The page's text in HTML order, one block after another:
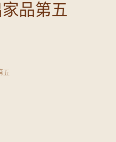
品第五
五